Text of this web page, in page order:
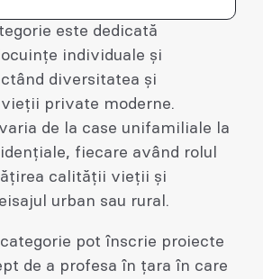
este dedicată
individuale și
diversitatea și
private moderne.
de la case unifamiliale la
fiecare având rolul
calității vieții și
urban sau rural.
pot înscrie proiecte
de a profesa în țara în care